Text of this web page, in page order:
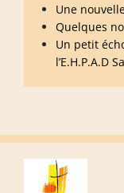
Une
Quelques
Un petit
l’E.H.P.A.D